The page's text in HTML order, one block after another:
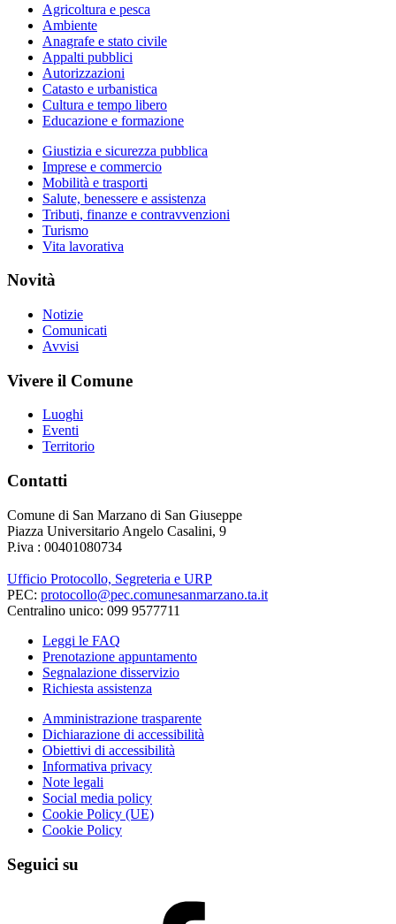
Agricoltura e pesca
Ambiente
Anagrafe e stato civile
Appalti pubblici
Autorizzazioni
Catasto e urbanistica
Cultura e tempo libero
Educazione e formazione
Giustizia e sicurezza pubblica
Imprese e commercio
Mobilità e trasporti
Salute, benessere e assistenza
Tributi, finanze e contravvenzioni
Turismo
Vita lavorativa
Novità
Notizie
Comunicati
Avvisi
Vivere il Comune
Luoghi
Eventi
Territorio
Contatti
Comune di San Marzano di San Giuseppe
Piazza Universitario Angelo Casalini, 9
P.iva : 00401080734
Ufficio Protocollo, Segreteria e URP
PEC: protocollo@pec.comunesanmarzano.ta.it
Centralino unico: 099 9577711
Leggi le FAQ
Prenotazione appuntamento
Segnalazione disservizio
Richiesta assistenza
Amministrazione trasparente
Dichiarazione di accessibilità
Obiettivi di accessibilità
Informativa privacy
Note legali
Social media policy
Cookie Policy (UE)
Cookie Policy
Seguici su